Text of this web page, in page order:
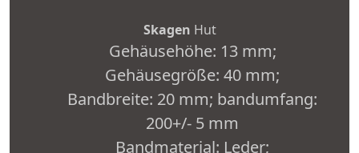
Skagen Hut
Gehäusehöhe: 13 mm;
Gehäusegröße: 40 mm;
Bandbreite: 20 mm; bandumfang:
200+/- 5 mm
Bandmaterial: Leder;